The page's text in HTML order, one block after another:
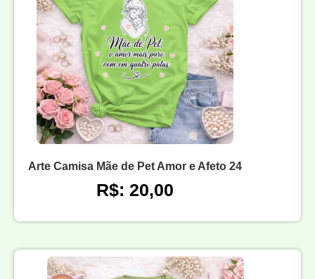
Arte Camisa Mãe de Pet Amor e Afeto 24
R$: 20,00